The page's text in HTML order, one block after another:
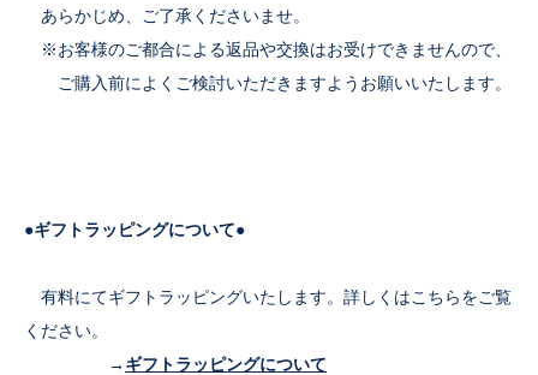
あらかじめ、ご了承くださいませ。
※お客様のご都合による返品や交換はお受けできませんので、
ご購入前によくご検討いただきますようお願いいたします。
●ギフトラッピングについて●
有料にてギフトラッピングいたします。詳しくはこちらをご覧
ください。
→ ギフトラッピングについて